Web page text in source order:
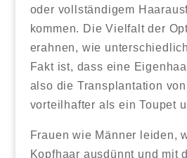
oder vollständigem
kommen. Die Vielfalt der
erahnen, wie
Fakt ist, dass eine
also die Transplantation
vorteilhafter als ein Toupet
Frauen wie Männer leiden,
Kopfhaar ausdünnt und mit